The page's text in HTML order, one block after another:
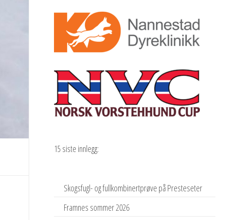
15 siste innlegg:
Skogsfugl- og fullkombinertprøve på Presteseter
Framnes sommer 2026